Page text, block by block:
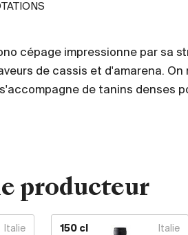
cépage impressionne par sa
de cassis et d'amarena.
de tanins denses
producteur
Italie
150 cl
Italie